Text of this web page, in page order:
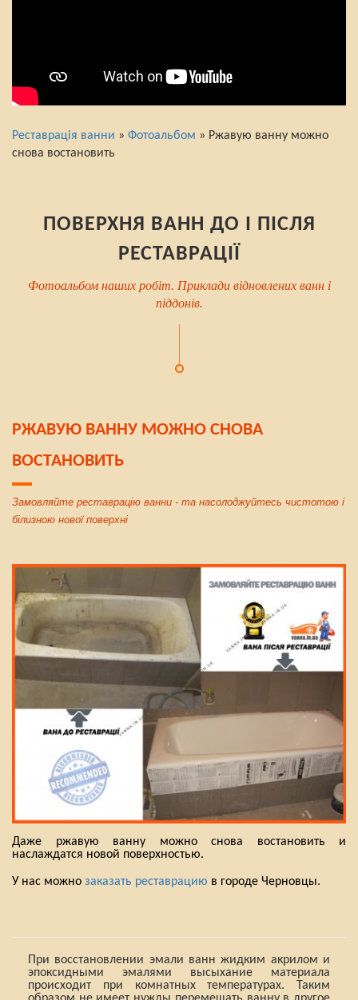
Реставрація ванни » Фотоальбом » Ржавую ванну можно
снова востановить
ПОВЕРХНЯ ВАНН ДО І ПІСЛЯ
РЕСТАВРАЦІЇ
Фотоальбом наших робіт. Приклади відновлених ванн і
піддонів.
РЖАВУЮ ВАННУ МОЖНО СНОВА
ВОСТАНОВИТЬ
Замовляйте реставрацію ванни - та насолоджуйтесь чистотою і
білизною нової поверхні
Даже ржавую ванну можно снова востановить и
наслаждатся новой поверхностью.
У нас можно заказать реставрацию в городе Черновцы.
При восстановлении эмали ванн жидким акрилом и
эпоксидными эмалями высыхание материала
происходит при комнатных температурах. Таким